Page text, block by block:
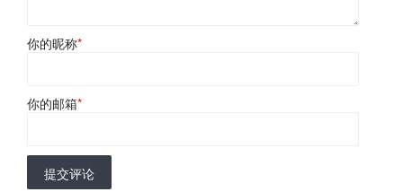
你的昵称*
你的邮箱*
提交评论